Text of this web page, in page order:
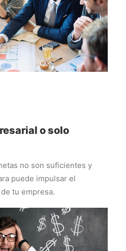
o solo
no son suficientes y
puede impulsar el
tu empresa.